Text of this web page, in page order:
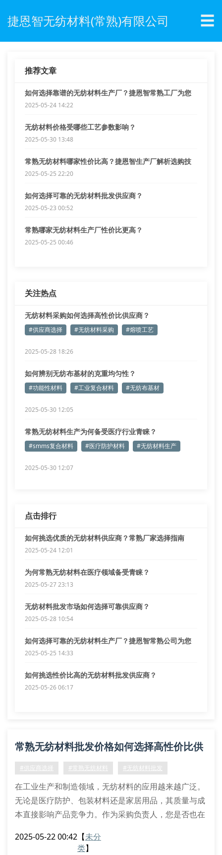
捷恩智无纺材料(常熟)有限公司 ☰
推荐文章
如何选择靠谱的无纺材料生产厂？捷恩智常熟工厂为您
解答
2025-05-24 14:22
无纺材料价格受哪些工艺参数影响？
2025-05-30 13:48
常熟无纺材料哪家性价比高？捷恩智生产厂解析选购技
巧
2025-05-25 22:20
如何选择可靠的无纺材料批发供应商？
2025-05-23 00:52
常熟哪家无纺材料生产厂性价比更高？
2025-05-25 00:46
关注热点
无纺材料采购如何选择高性价比供应商？
#供应商选择 #无纺材料采购 #熔喷工艺
2025-05-28 18:26
如何辨别无纺布基材的克重均匀性？
#功能性材料 #工业复合材料 #无纺布基材
2025-05-30 12:05
常熟无纺材料生产为何备受医疗行业青睐？
#smms复合材料 #医疗防护材料 #无纺材料生产
2025-05-30 12:07
点击排行
如何挑选优质的无纺材料供应商？常熟厂家选择指南
2025-05-24 12:01
为何常熟无纺材料在医疗领域备受青睐？
2025-05-27 23:13
无纺材料批发市场如何选择可靠供应商？
2025-05-28 10:54
如何选择可靠的无纺材料生产厂？捷恩智常熟公司为您
解答
2025-05-25 14:33
如何挑选性价比高的无纺材料批发供应商？
2025-05-26 06:17
常熟无纺材料批发价格如何选择高性价比供
应商？
#供应商选择 #常熟无纺材料 #无纺材料批发
在工业生产和制造领域，无纺材料的应用越来越广泛。
无论是医疗防护、包装材料还是家居用品，其质量与成
本直接影响产品竞争力。作为采购负责人，您是否也在
恼？
2025-05-22 00:42 【未分
类】